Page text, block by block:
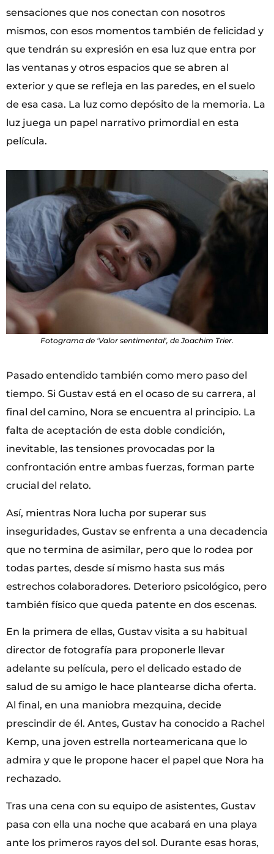
sensaciones que nos conectan con nosotros
mismos, con esos momentos también de felicidad y
que tendrán su expresión en esa luz que entra por
las ventanas y otros espacios que se abren al
exterior y que se refleja en las paredes, en el suelo
de esa casa. La luz como depósito de la memoria. La
luz juega un papel narrativo primordial en esta
película.
Fotograma de ‘Valor sentimental’, de Joachim Trier.
Pasado entendido también como mero paso del
tiempo. Si Gustav está en el ocaso de su carrera, al
final del camino, Nora se encuentra al principio. La
falta de aceptación de esta doble condición,
inevitable, las tensiones provocadas por la
confrontación entre ambas fuerzas, forman parte
crucial del relato.
Así, mientras Nora lucha por superar sus
inseguridades, Gustav se enfrenta a una decadencia
que no termina de asimilar, pero que lo rodea por
todas partes, desde sí mismo hasta sus más
estrechos colaboradores. Deterioro psicológico, pero
también físico que queda patente en dos escenas.
En la primera de ellas, Gustav visita a su habitual
director de fotografía para proponerle llevar
adelante su película, pero el delicado estado de
salud de su amigo le hace plantearse dicha oferta.
Al final, en una maniobra mezquina, decide
prescindir de él. Antes, Gustav ha conocido a Rachel
Kemp, una joven estrella norteamericana que lo
admira y que le propone hacer el papel que Nora ha
rechazado.
Tras una cena con su equipo de asistentes, Gustav
pasa con ella una noche que acabará en una playa
ante los primeros rayos del sol. Durante esas horas,